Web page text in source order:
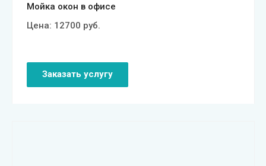
Мойка окон в офисе
Цена: 12700 руб.
Заказать услугу